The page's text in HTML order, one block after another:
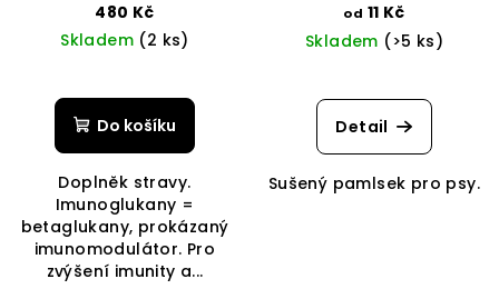
480 Kč
Skladem (2 ks)
Do košíku
Doplněk stravy.
Imunoglukany =
betaglukany, prokázaný
imunomodulátor. Pro
zvýšení imunity a...
od 11 Kč
Skladem (>5 ks)
Detail
Sušený pamlsek pro psy.